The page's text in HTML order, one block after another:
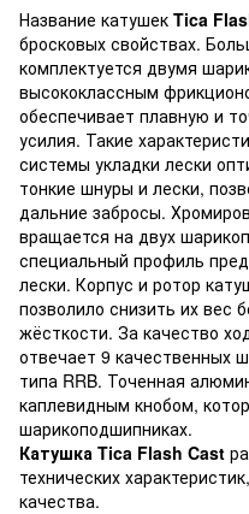
Название катушек Tica
бросковых свойствах.
комплектуется двумя
высококлассным
обеспечивает плавную и
усилия. Такие
системы укладки лески
тонкие шнуры и лески,
дальние забросы.
вращается на двух
специальный профиль
лески. Корпус и ротор
позволило снизить их вес
жёсткости. За качество
отвечает 9 качественных
типа RRB. Точенная
каплевидным кнобом,
шарикоподшипниках.
Катушка Tica Flash Cast
технических
качества.